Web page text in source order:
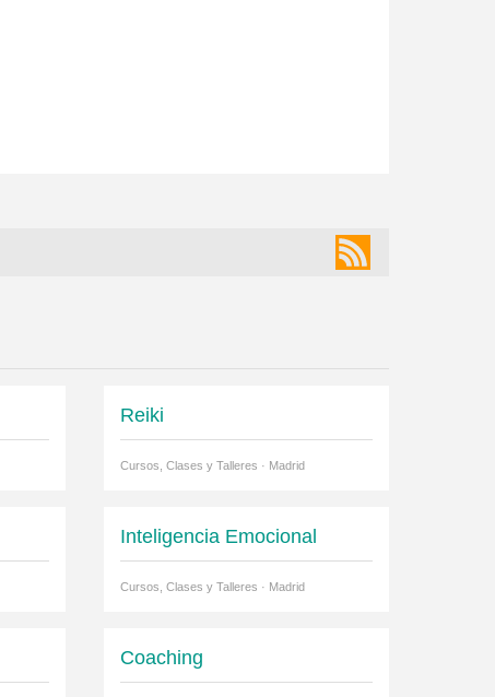
Reiki
Cursos, Clases y Talleres · Madrid
Inteligencia Emocional
Cursos, Clases y Talleres · Madrid
Coaching